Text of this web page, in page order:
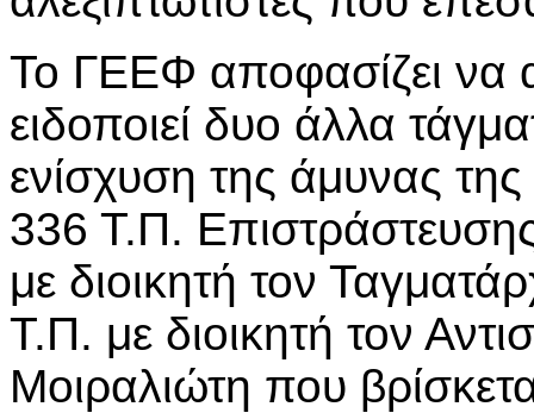
Το ΓΕΕΦ αποφασίζει να
ειδοποιεί δυο άλλα
ενίσχυση της άμυνας της
336 Τ.Π.
με διοικητή τον
Τ.Π. με διοικητή τον
Μοιραλιώτη που